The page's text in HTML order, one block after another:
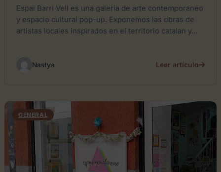
Espai Barri Vell es una galeria de arte contemporaneo
y espacio cultural pop-up. Exponemos las obras de
artistas locales inspirados en el territorio catalan y...
Nastya Leer artículo
GENERAL